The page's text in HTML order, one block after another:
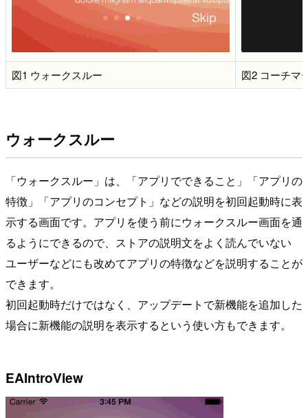
図1 ウォークスルー 図2 コーチマ
ウォークスルー
「ウォークスルー」は、「アプリでできること」「アプリの
特徴」「アプリのコンセプト」などの説明を初回起動時に表
示する画面です。アプリを使う前にウォークスルー画面を通
るようにできるので、ストアの説明文をよく読んでいない
ユーザーなどにも改めてアプリの特徴などを説明することが
できます。
初回起動時だけではなく、アップデートで新機能を追加した
場合に新機能の説明を表示するという使い方もできます。
EAIntroView